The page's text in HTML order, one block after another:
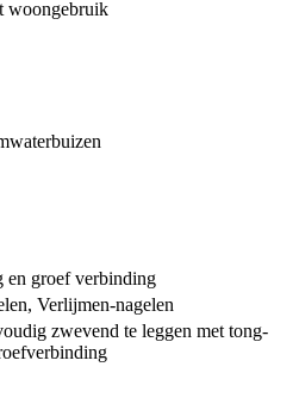
woongebruik
en groef verbinding
, Verlijmen-nagelen
zwevend te leggen met tong-